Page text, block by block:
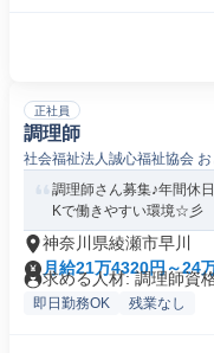
正社員
調理師
社会福祉法人誠心福祉協会 お
調理師さん募集♪年間休
Kで働きやすい環境☆彡
神奈川県綾瀬市早川
月給21万4320円～24
求める人材: 調理師資
即日勤務OK 残業なし